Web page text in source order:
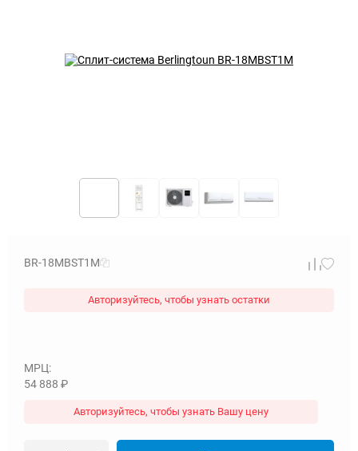
BR-18MBST1M
Авторизуйтесь, чтобы узнать остатки
МРЦ:
54 888 ₽
Авторизуйтесь, чтобы узнать Вашу цену